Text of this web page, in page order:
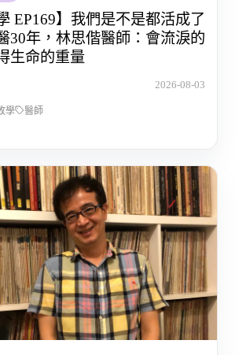
EP169】我們是不是都活成了
30年，林思偕醫師：會流淚的
生命的重量
2026-08-03
學 醫師